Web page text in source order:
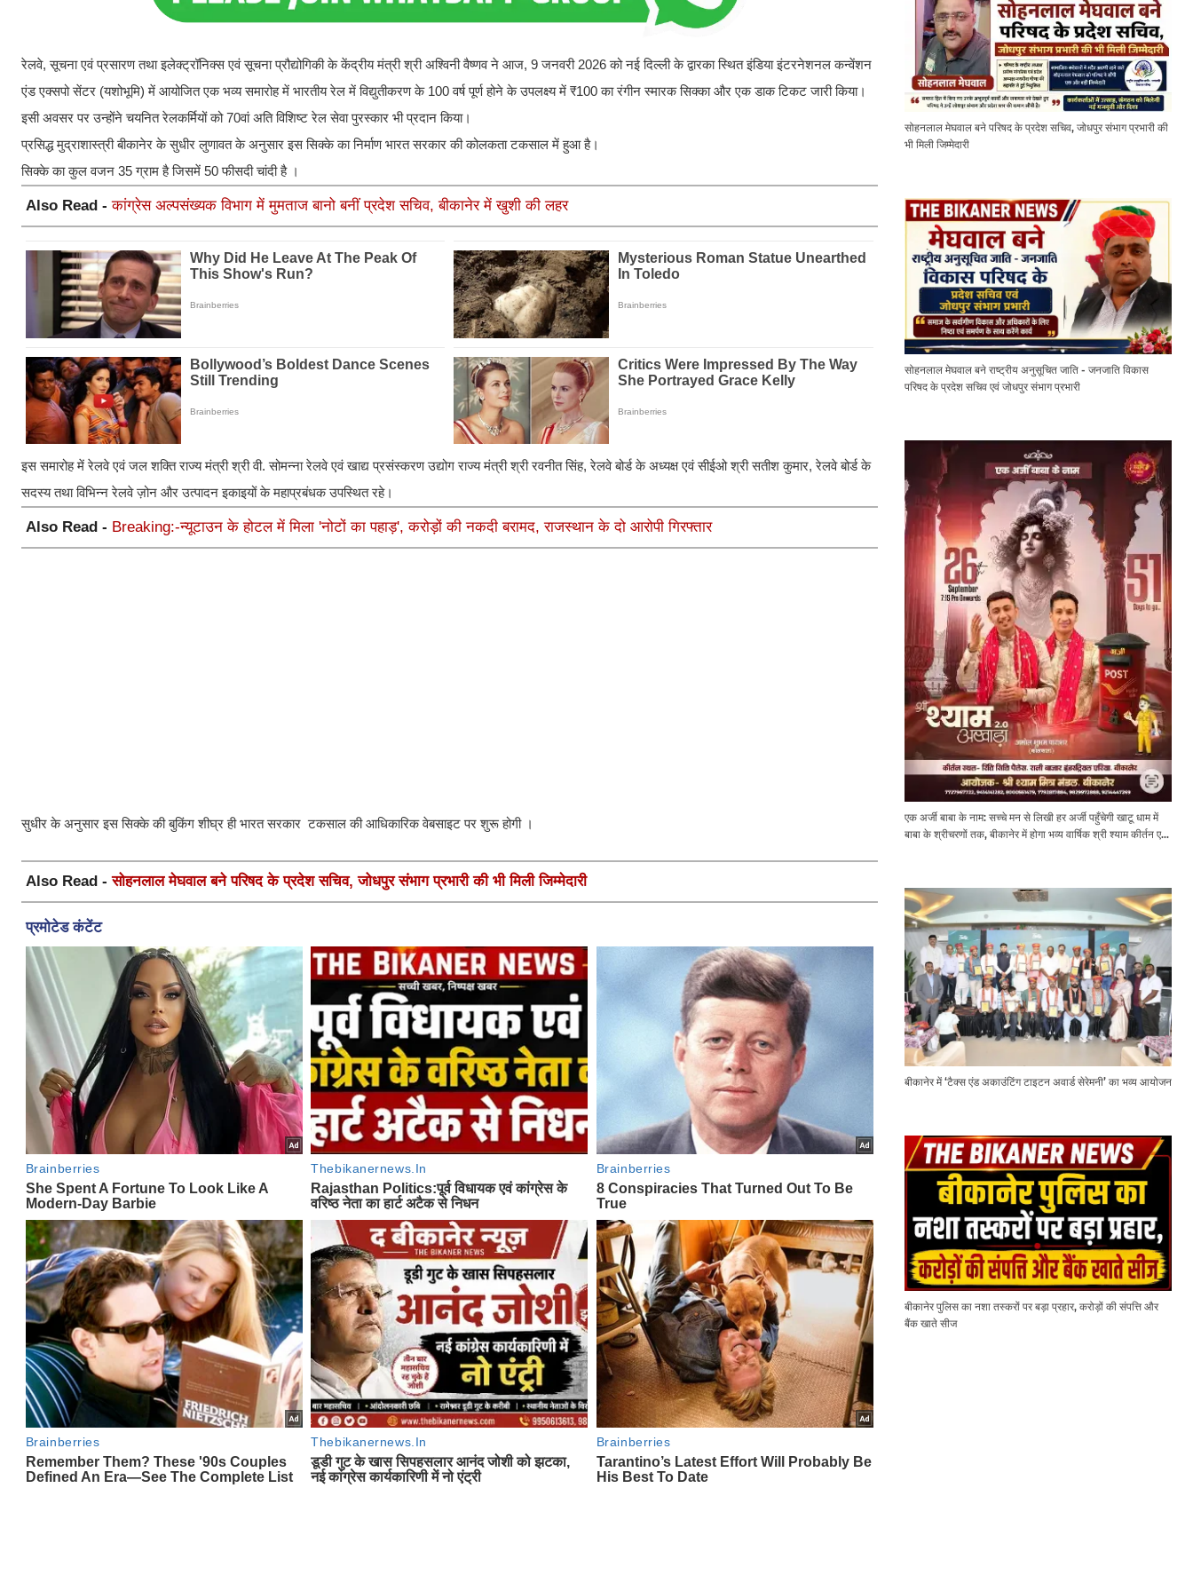
रेलवे, सूचना एवं प्रसारण तथा इलेक्ट्रॉनिक्स एवं सूचना प्रौद्योगिकी के केंद्रीय मंत्री श्री अश्विनी वैष्णव ने आज, 9 जनवरी 2026 को नई दिल्ली के द्वारका स्थित इंडिया इंटरनेशनल कन्वेंशन
एंड एक्सपो सेंटर (यशोभूमि) में आयोजित एक भव्य समारोह में भारतीय रेल में विद्युतीकरण के 100 वर्ष पूर्ण होने के उपलक्ष्य में ₹100 का रंगीन स्मारक सिक्का और एक डाक टिकट जारी किया।
इसी अवसर पर उन्होंने चयनित रेलकर्मियों को 70वां अति विशिष्ट रेल सेवा पुरस्कार भी प्रदान किया।
प्रसिद्ध मुद्राशास्त्री बीकानेर के सुधीर लुणावत के अनुसार इस सिक्के का निर्माण भारत सरकार की कोलकता टकसाल में हुआ है।
सिक्के का कुल वजन 35 ग्राम है जिसमें 50 फीसदी चांदी है ।
Also Read -कांग्रेस अल्पसंख्यक विभाग में मुमताज बानो बनीं प्रदेश सचिव, बीकानेर में खुशी की लहर
इस समारोह में रेलवे एवं जल शक्ति राज्य मंत्री श्री वी. सोमन्ना रेलवे एवं खाद्य प्रसंस्करण उद्योग राज्य मंत्री श्री रवनीत सिंह, रेलवे बोर्ड के अध्यक्ष एवं सीईओ श्री सतीश कुमार, रेलवे बोर्ड के
सदस्य तथा विभिन्न रेलवे ज़ोन और उत्पादन इकाइयों के महाप्रबंधक उपस्थित रहे।
Also Read - Breaking:-न्यूटाउन के होटल में मिला 'नोटों का पहाड़', करोड़ों की नकदी बरामद, राजस्थान के दो आरोपी गिरफ्तार
सुधीर के अनुसार इस सिक्के की बुकिंग शीघ्र ही भारत सरकार टकसाल की आधिकारिक वेबसाइट पर शुरू होगी ।
Also Read -सोहनलाल मेघवाल बने परिषद के प्रदेश सचिव, जोधपुर संभाग प्रभारी की भी मिली जिम्मेदारी
सोहनलाल मेघवाल बने परिषद के प्रदेश सचिव, जोधपुर संभाग प्रभारी की
भी मिली जिम्मेदारी
सोहनलाल मेघवाल बने राष्ट्रीय अनुसूचित जाति - जनजाति विकास
परिषद के प्रदेश सचिव एवं जोधपुर संभाग प्रभारी
एक अर्जी बाबा के नाम: सच्चे मन से लिखी हर अर्जी पहुँचेगी खाटू धाम में
बाबा के श्रीचरणों तक, बीकानेर में होगा भव्य वार्षिक श्री श्याम कीर्तन एवं
बीकानेर में ‘टैक्स एंड अकाउंटिंग टाइटन अवार्ड सेरेमनी’ का भव्य आयोजन
बीकानेर पुलिस का नशा तस्करों पर बड़ा प्रहार, करोड़ों की संपत्ति और
बैंक खाते सीज